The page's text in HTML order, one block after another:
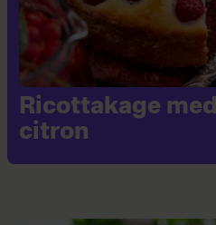
Ricottakage
citron